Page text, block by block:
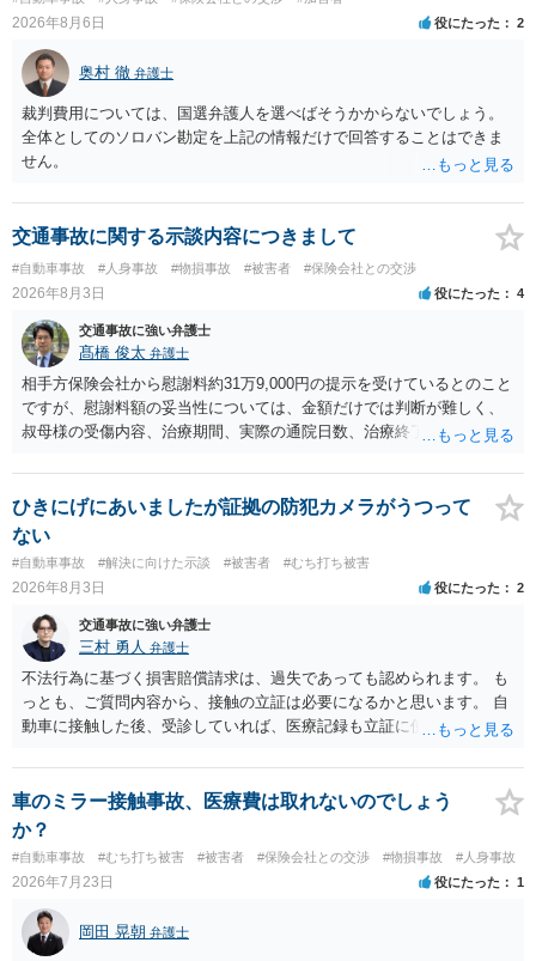
2026年8月6日 役にたった 2
奥村 徹 弁護士
裁判費用については、国選弁護人を選べばそうかからないでしょう。
全体としてのソロバン勘定を上記の情報だけで回答することはできま
せん。
交通事故に関する示談内容につきまして
#自動車事故 #人身事故 #物損事故 #被害者 #保険会社との交渉
2026年8月3日 役にたった 4
交通事故に強い弁護士
髙橋 俊太 弁護士
相手方保険会社から慰謝料約31万9,000円の提示を受けているとのこと
ですが、慰謝料額の妥当性については、金額だけでは判断が難しく、
叔母様の受傷内容、治療期間、実際の通院日数、治療終了の経緯、後
確認する必要があります。保険会社から提示される慰謝料額について
は、弁護士が介入することにより増額を検討できる場合がありますの
で、以下の資料・情報を準備した上で、弁護士に個別に相談すること
をお勧めいたします。 ・相手方保険会社から届いている示談金額の提
示書類 ・叔母様の診断名、けがの内容 ・治療開始日及び治療終了日
・入院の有無、通院回数 ・現在も症状が残っているか ・叔母様ご本人
やご家族等が加入している保険に、今回の事故で利用できる弁護士費
用特約が付帯しているか なお、被害者は叔母様ご本人となりますの
で、弁護士が受任する場合には、叔母様ご本人の依頼意思等を確認す
る必要があります。日本語での十分な意思疎通が難しいとのことです
ので、そのあたりのご事情も踏まえて、依頼意思の確認方法等を検討
ひきにげにあいましたが証拠の防犯カメラがうつって
ない
#自動車事故 #解決に向けた示談 #被害者 #むち打ち被害
2026年8月3日 役にたった 2
交通事故に強い弁護士
三村 勇人 弁護士
不法行為に基づく損害賠償請求は、過失であっても認められます。 も
っとも、ご質問内容から、接触の立証は必要になるかと思います。 自
動車に接触した後、受診していれば、医療記録も立証に使えるかと思
士にご相談ください。
車のミラー接触事故、医療費は取れないのでしょう
か？
#自動車事故 #むち打ち被害 #被害者 #保険会社との交渉 #物損事故 #人身事故
2026年7月23日 役にたった 1
岡田 晃朝 弁護士